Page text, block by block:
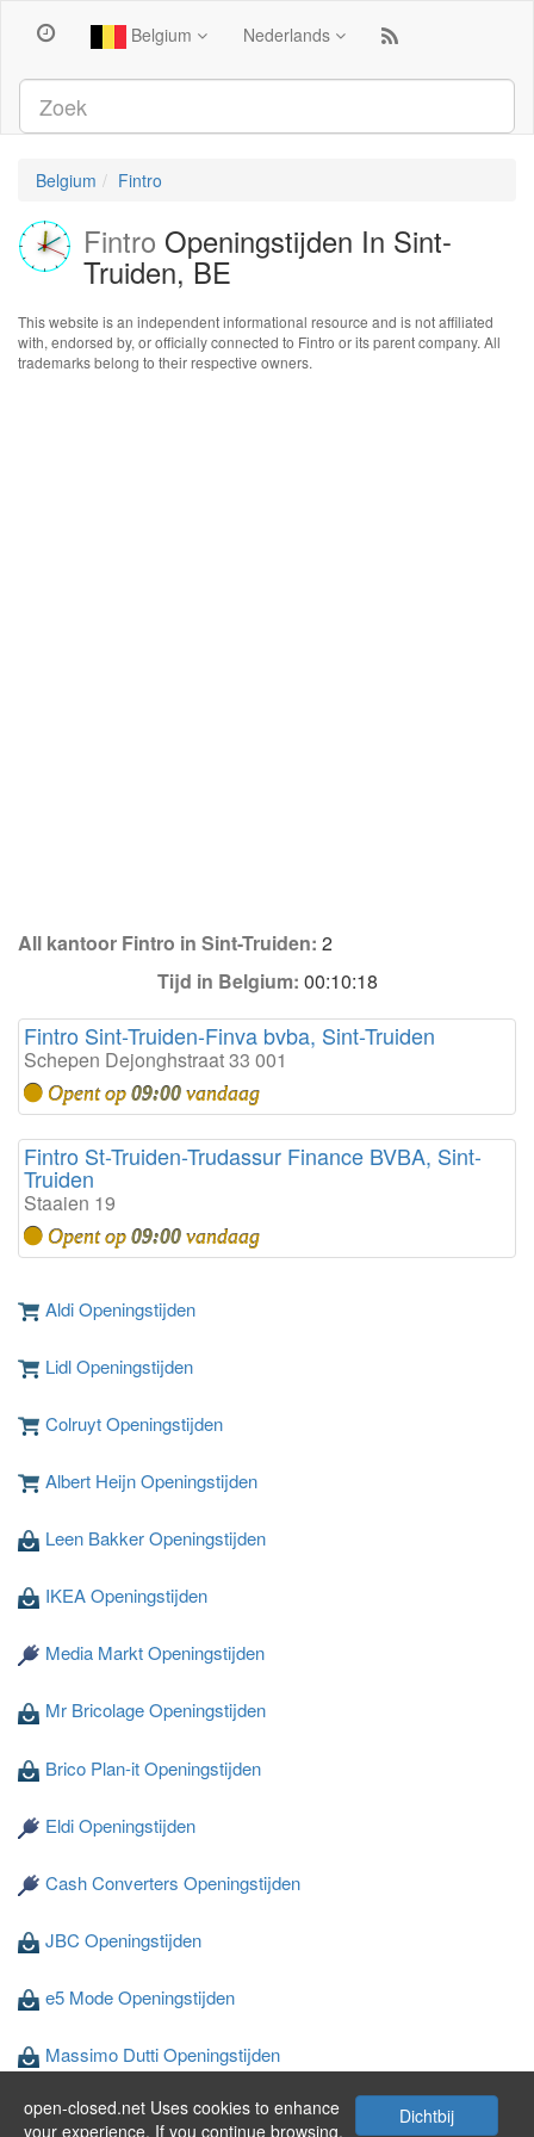
Dichtbij
open-closed.net Uses cookies to enhance
your experience. If you continue browsing,
Belgium Nederlands
Belgium Fintro
Fintro Openingstijden In Sint-
Truiden, BE
This website is an independent informational resource and is not affiliated
with, endorsed by, or officially connected to Fintro or its parent company. All
trademarks belong to their respective owners.
All kantoor Fintro in Sint-Truiden: 2
Tijd in Belgium: 00:10:18
Fintro Sint-Truiden-Finva bvba, Sint-Truiden
Schepen Dejonghstraat 33 001
Opent op 09:00 vandaag
Fintro St-Truiden-Trudassur Finance BVBA, Sint-
Truiden
Staaien 19
Opent op 09:00 vandaag
Aldi Openingstijden
Lidl Openingstijden
Colruyt Openingstijden
Albert Heijn Openingstijden
Leen Bakker Openingstijden
IKEA Openingstijden
Media Markt Openingstijden
Mr Bricolage Openingstijden
Brico Plan-it Openingstijden
Eldi Openingstijden
Cash Converters Openingstijden
JBC Openingstijden
e5 Mode Openingstijden
Massimo Dutti Openingstijden
Wibra Openingstijden